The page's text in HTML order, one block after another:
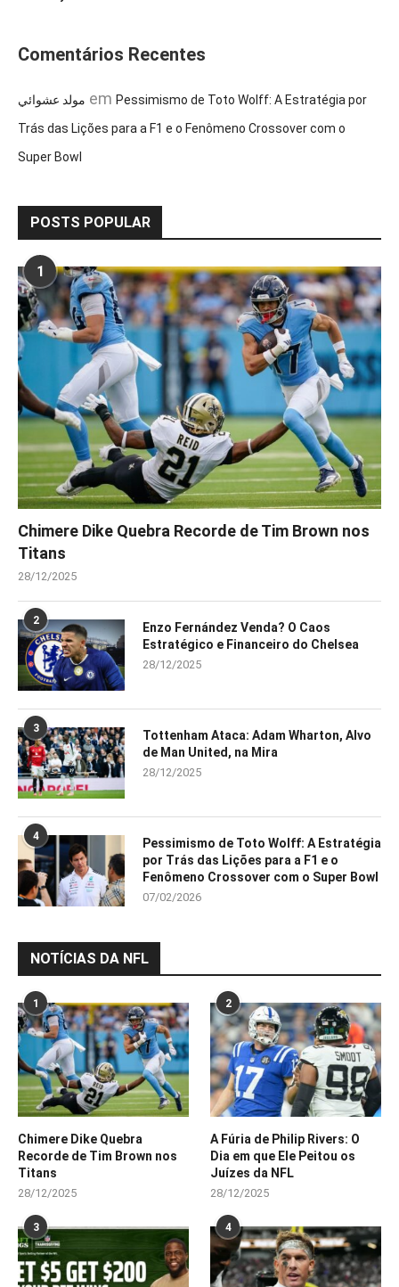
Comentários Recentes
مولد عشوائي em Pessimismo de Toto Wolff: A Estratégia por
Trás das Lições para a F1 e o Fenômeno Crossover com o
Super Bowl
POSTS POPULAR
1
Chimere Dike Quebra Recorde de Tim Brown nos
Titans
28/12/2025
2
Enzo Fernández Venda? O Caos
Estratégico e Financeiro do Chelsea
28/12/2025
3
Tottenham Ataca: Adam Wharton, Alvo
de Man United, na Mira
28/12/2025
4
Pessimismo de Toto Wolff: A Estratégia
por Trás das Lições para a F1 e o
Fenômeno Crossover com o Super Bowl
07/02/2026
NOTÍCIAS DA NFL
1
Chimere Dike Quebra
Recorde de Tim Brown nos
Titans
28/12/2025
2
A Fúria de Philip Rivers: O
Dia em que Ele Peitou os
Juízes da NFL
28/12/2025
3 4